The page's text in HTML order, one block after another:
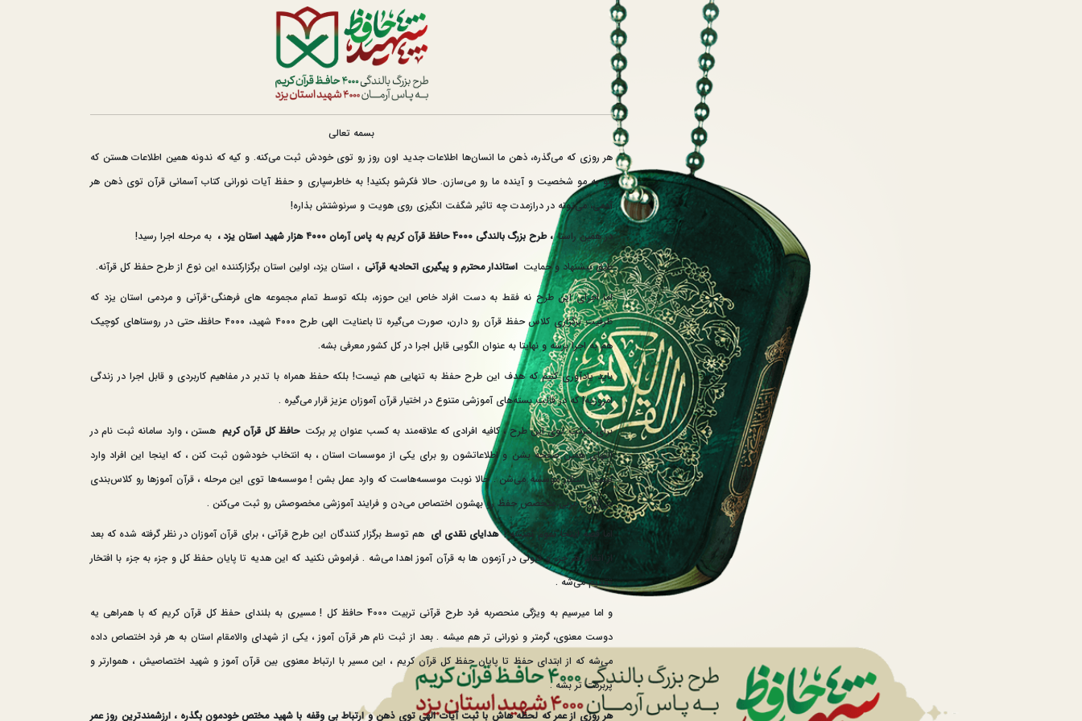
بسمه تعالی
هر روزی که می‌گذره، ذهن ما انسان‌ها اطلاعات جدید اون روز رو توی خودش ثبت می‌کنه. و کیه که ندونه همین اطلاعات هستن که
مو به مو شخصیت و آینده ما رو می‌سازن. حالا فکرشو بکنید! به خاطرسپاری و حفظ آیات نورانی کتاب آسمانی قرآن توی ذهن هر
آدمی، می‌تونه در درازمدت چه تاثیر شگفت انگیزی روی هویت و سرنوشتش بذاره!
در همین راستا، طرح بزرگ بالندگی 4000 حافظ قرآن کریم به پاس آرمان ۴۰۰۰ هزار شهید استان یزد ،
به مرحله اجرا رسید!
طبق پیشنهاد و حمایت استاندار محترم و پیگیری اتحادیه قرآنی ، استان یزد، اولین استان برگزارکننده این نوع از طرح حفظ کل قرآنه.
اما اجرای این طرح نه فقط به دست افراد خاص این حوزه، بلکه توسط تمام مجموعه های فرهنگی-قرآنی و مردمی استان یزد که
ظرفیت برگزاری کلاس حفظ قرآن رو دارن، صورت می‌گیره تا باعنایت الهی طرح ۴۰۰۰ شهید، ۴۰۰۰ حافظ، حتی در روستاهای کوچیک
هم به اجرا برسه و نهایتا به عنوان الگویی قابل اجرا در کل کشور معرفی بشه.
باید یادآوری کنیم که هدف این طرح حفظ به تنهایی هم نیست! بلکه حفظ همراه با تدبر در مفاهیم کاربردی و قابل اجرا در زندگی
امروزیه! که در قالب بسته‌های آموزشی متنوع در اختیار قرآن آموزان عزیز قرار می‌گیره .
برای شرکت توی این طرح ، کافیه افرادی که علاقه‌مند به کسب عنوان پر برکت حافظ کل قرآن کریم هستن ، وارد سامانه ثبت نام در
انتهای همین صفحه بشن و اطلاعاتشون رو برای یکی از موسسات استان ، به انتخاب خودشون ثبت کنن ، که اینجا این افراد وارد
لیست انتظار موسسه می‌شن . حالا نوبت موسسه‌هاست که وارد عمل بشن ! موسسه‌ها توی این مرحله ، قرآن آموزها رو کلاس‌بندی
می‌کنن ، مربی متخصص حفظ رو بهشون اختصاص می‌دن و فرایند آموزشی مخصوصش رو ثبت می‌کنن .
اما قصه اینجا تموم نمیشه !هدایای نقدی‌ ای هم توسط برگزار کنندگان این طرح قرآنی ، برای قرآن آموزان در نظر گرفته شده که بعد
از اتمام هر جزء و قبولی در آزمون‌ ها به قرآن آموز اهدا می‌شه . فراموش نکنید که این هدیه تا پایان حفظ کل و جزء به جزء با افتخار
تقدیم می‌شه .
و اما میرسیم به ویژگی منحصربه فرد طرح قرآنی تربیت 4000 حافظ کل ! مسیری به بلندای حفظ کل قرآن کریم که با همراهی یه
دوست معنوی، گرمتر و نورانی تر هم میشه . بعد از ثبت نام هر قرآن آموز ، یکی از شهدای والامقام استان به هر فرد اختصاص داده
می‌شه که از ابتدای حفظ تا پایان حفظ کل قرآن کریم ، این مسیر با ارتباط معنوی بین قرآن آموز و شهید اختصاصیش ، هموارتر و
پربرکت تر بشه .
هر روزی از عمر که لحظه هاش با ثبت آیات الهی توی ذهن و ارتباط بی وقفه با شهید مختص خودمون بگذره ، ارزشمندترین روز عمر